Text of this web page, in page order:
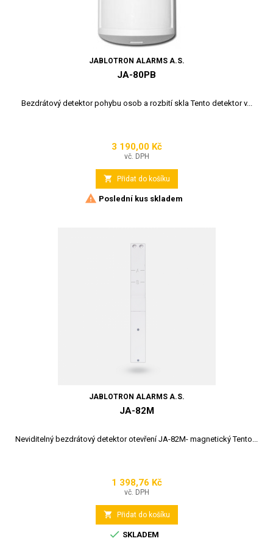
JABLOTRON ALARMS A.S.
JA-80PB
Bezdrátový detektor pohybu osob a rozbití skla Tento detektor v...
Cena
3 190,00 Kč
vč. DPH
 Přidat do košíku
 Poslední kus skladem
JABLOTRON ALARMS A.S.
JA-82M
Neviditelný bezdrátový detektor otevření JA-82M- magnetický Tento...
Cena
1 398,76 Kč
vč. DPH
 Přidat do košíku
 SKLADEM